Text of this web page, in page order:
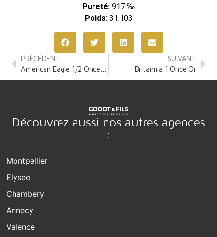
Pureté: 917 ‰
Poids:31.103
PRÉCÉDENT
SUIVANT
Britannia 1 Once Or
Découvrez aussi nos autres agences
:
Montpellier
Elysee
Chambery
Annecy
Valence